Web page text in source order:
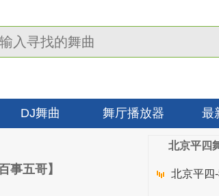
DJ舞曲 舞厅播放器 最
事五哥】
北京平四
北京平四